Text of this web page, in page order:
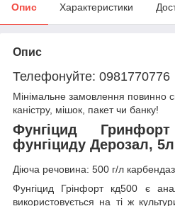
Опис Характеристики
Опис
Телефонуйте: 0981770776
Мінімальне замовлення повинно
каністру, мішок, пакет чи банку!
Фунгіцид
фунгіциду Дерозал, 5л
Діюча речовина: 500 г/л
Фунгіцид Грінфорт кд500 є
використовується на ті ж